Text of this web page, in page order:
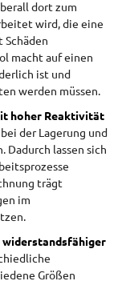
dort zum
wird, die eine
macht auf einen
ist und
werden müssen.
hoher Reaktivität
der Lagerung und
Dadurch lassen sich
trägt
im
widerstandsfähiger
Größen